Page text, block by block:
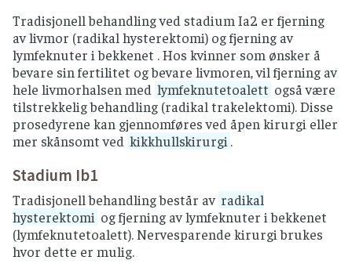
Tradisjonell behandling ved stadium Ia2 er fjerning
av livmor (radikal hysterektomi) og fjerning av
lymfeknuter i bekkenet . Hos kvinner som ønsker å
bevare sin fertilitet og bevare livmoren, vil fjerning av
hele livmorhalsen med lymfeknutetoalett også være
tilstrekkelig behandling (radikal trakelektomi). Disse
prosedyrene kan gjennomføres ved åpen kirurgi eller
mer skånsomt ved kikkhullskirurgi .
Stadium Ib1
Tradisjonell behandling består av radikal
hysterektomi og fjerning av lymfeknuter i bekkenet
(lymfeknutetoalett). Nervesparende kirurgi brukes
hvor dette er mulig.